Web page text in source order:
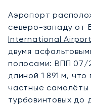
Аэропорт
северо-западу от
International Airport
двумя
полосами: ВПП 07/
длиной 1 891 м,
частные самолёты
турбовинтовых до